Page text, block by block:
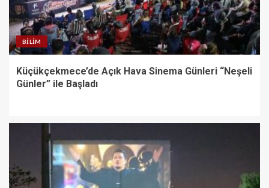
BILIM
Küçükçekmece’de Açık Hava Sinema Günleri “Neşeli
Günler” ile Başladı